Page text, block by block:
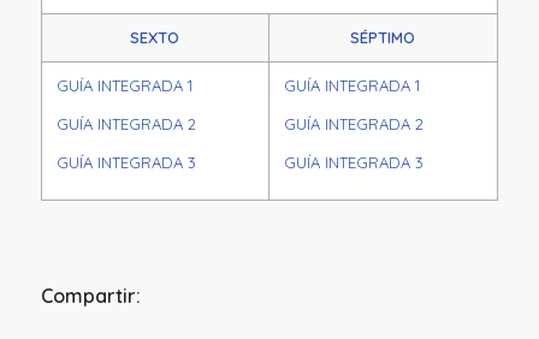
SEXTO SÉPTIMO
GUÍA INTEGRADA 1
GUÍA INTEGRADA 2
GUÍA INTEGRADA 3
GUÍA INTEGRADA 1
GUÍA INTEGRADA 2
GUÍA INTEGRADA 3
Compartir: